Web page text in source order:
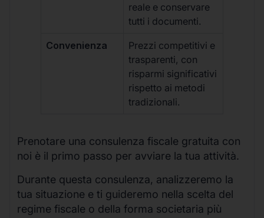
reale e conservare
tutti i documenti.
Convenienza
Prezzi competitivi e
trasparenti, con
risparmi significativi
rispetto ai metodi
tradizionali.
Prenotare una consulenza fiscale gratuita con
noi è il primo passo per avviare la tua attività.
Durante questa consulenza, analizzeremo la
tua situazione e ti guideremo nella scelta del
regime fiscale o della forma societaria più